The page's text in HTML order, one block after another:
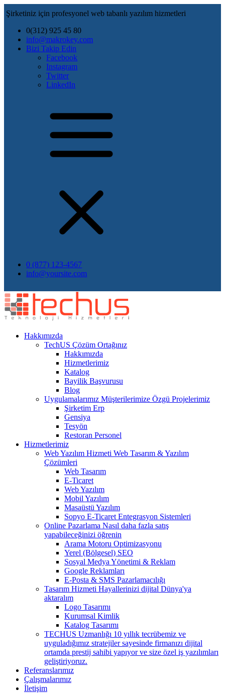
Şirketiniz için profesyonel web tabanlı yazılım hizmetleri
0(312) 925 45 80
info@makrokey.com
Bizi Takip Edin
Facebook
Instagram
Twitter
LinkedIn
0 (877) 123-4567
info@yoursite.com
Hakkımızda
TechUS Çözüm Ortağınız
Hakkımızda
Hizmetlerimiz
Katalog
Bayilik Başvurusu
Blog
Uygulamalarımız Müşterilerimize Özgü Projelerimiz
Şirketim Erp
Gensiya
Tesyön
Restoran Personel
Hizmetlerimiz
Web Yazılım Hizmeti Web Tasarım & Yazılım
Çözümleri
Web Tasarım
E-Ticaret
Web Yazılım
Mobil Yazılım
Masaüstü Yazılım
Sopyo E-Ticaret Entegrasyon Sistemleri
Online Pazarlama Nasıl daha fazla satış
yapabileceğinizi öğrenin
Arama Motoru Optimizasyonu
Yerel (Bölgesel) SEO
Sosyal Medya Yönetimi & Reklam
Google Reklamları
E-Posta & SMS Pazarlamacılığı
Tasarım Hizmeti Hayallerinizi dijital Dünya'ya
aktaralım
Logo Tasarımı
Kurumsal Kimlik
Katalog Tasarımı
TECHUS Uzmanlığı 10 yıllık tecrübemiz ve
uyguladığımız stratejiler sayesinde firmanızı dijital
ortamda prestij sahibi yapıyor ve size özel iş yazılımları
geliştiriyoruz.
Referanslarımız
Çalışmalarımız
İletişim